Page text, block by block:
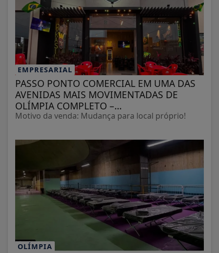
EMPRESARIAL
PASSO PONTO COMERCIAL EM UMA DAS
AVENIDAS MAIS MOVIMENTADAS DE
OLÍMPIA COMPLETO –...
Motivo da venda: Mudança para local próprio!
OLÍMPIA